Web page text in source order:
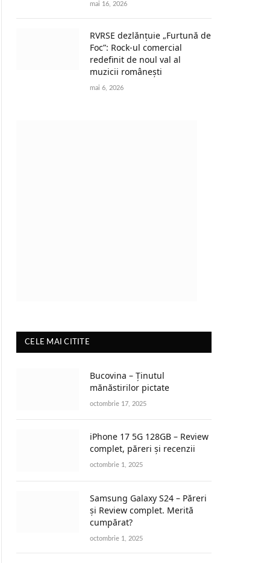
mai 16, 2026
RVRSE dezlănțuie „Furtună de
Foc”: Rock-ul comercial
redefinit de noul val al
muzicii românești
mai 6, 2026
CELE MAI CITITE
Bucovina – Ținutul
mănăstirilor pictate
octombrie 17, 2025
iPhone 17 5G 128GB – Review
complet, păreri și recenzii
octombrie 1, 2025
Samsung Galaxy S24 – Păreri
și Review complet. Merită
cumpărat?
octombrie 1, 2025